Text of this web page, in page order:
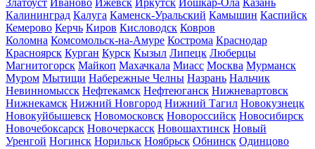
Златоуст Иваново Ижевск Иркутск Йошкар-Ола Казань
Калининград Калуга Каменск-Уральский Камышин Каспийск
Кемерово Керчь Киров Кисловодск Ковров
Коломна Комсомольск-на-Амуре Кострома Краснодар
Красноярск Курган Курск Кызыл Липецк Люберцы
Магнитогорск Майкоп Махачкала Миасс Москва Мурманск
Муром Мытищи Набережные Челны Назрань Нальчик
Невинномысск Нефтекамск Нефтеюганск Нижневартовск
Нижнекамск Нижний Новгород Нижний Тагил Новокузнецк
Новокуйбышевск Новомосковск Новороссийск Новосибирск
Новочебоксарск Новочеркасск Новошахтинск Новый
Уренгой Ногинск Норильск Ноябрьск Обнинск Одинцово